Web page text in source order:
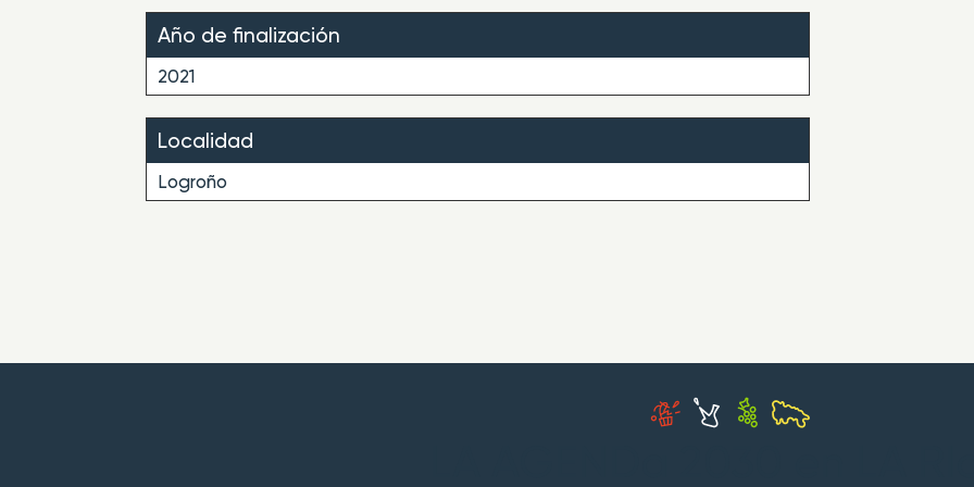
Año de finalización
2021
Localidad
Logroño